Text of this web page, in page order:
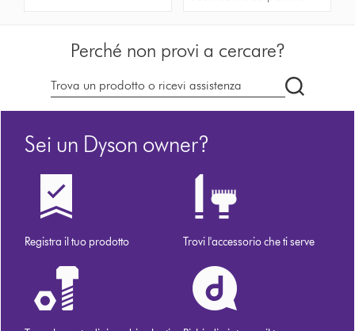
Perché non provi a cercare?
Cerca
su
Sei un Dyson owner?
Registra il tuo prodotto Trovi l'accessorio che ti serve